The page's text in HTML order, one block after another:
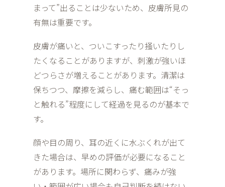
まって”出ることは少ないため、皮膚所見の
有無は重要です。
皮膚が痛いと、ついこすったり掻いたりし
たくなることがありますが、刺激が強いほ
どつらさが増えることがあります。清潔は
保ちつつ、摩擦を減らし、痛む範囲は“そっ
と触れる”程度にして経過を見るのが基本で
す。
顔や目の周り、耳の近くに水ぶくれが出て
きた場合は、早めの評価が必要になること
があります。場所に関わらず、痛みが強